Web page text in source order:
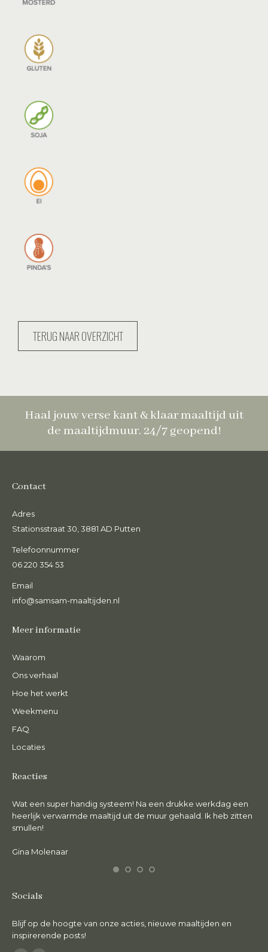
TERUG NAAR OVERZICHT
Haal jouw verse kant & klaar maaltijd uit
de maaltijdmuur. 24/7 geopend!
Contact
Adres
Stationsstraat 30, 3881 AD Putten
Telefoonnummer
06 220 354 53
Email
info@samsam-maaltijden.nl
Meer informatie
Waarom
Ons verhaal
Hoe het werkt
Weekmenu
FAQ
Locaties
Reacties
Wat een super handig systeem! Na een drukke werkdag een
heerlijk verwarmde maaltijd uit de muur gehaald. Ik heb zitten
smullen!
Gina Molenaar
Socials
Blijf op de hoogte van onze acties, nieuwe maaltijden en
inspirerende posts!